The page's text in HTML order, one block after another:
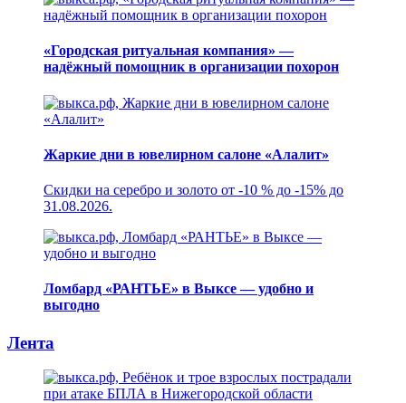
«Городская ритуальная компания» —
надёжный помощник в организации похорон
Жаркие дни в ювелирном салоне «Алалит»
Скидки на серебро и золото от -10 % до -15% до
31.08.2026.
Ломбард «РАНТЬЕ» в Выксе — удобно и
выгодно
Лента